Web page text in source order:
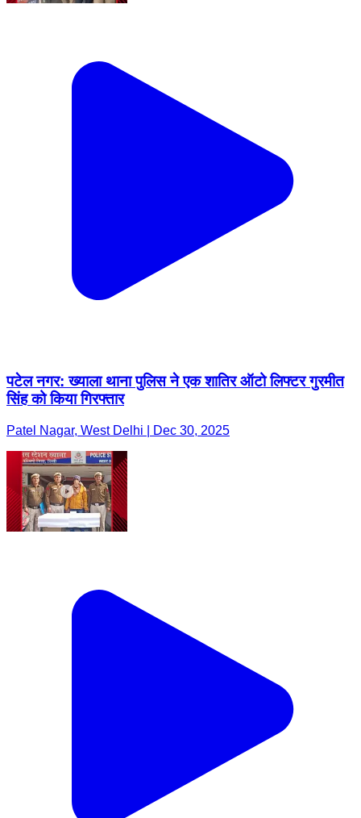
पटेल नगर: ख्याला थाना पुलिस ने एक शातिर ऑटो लिफ्टर गुरमीत
सिंह को किया गिरफ्तार
Patel Nagar, West Delhi | Dec 30, 2025